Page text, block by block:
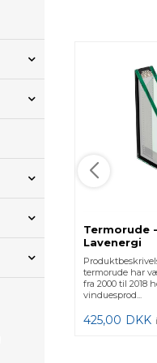
Termorude
Lavenergi
termorude har
fra 2000 til 2018
vinduesprod...
425,00 DKK